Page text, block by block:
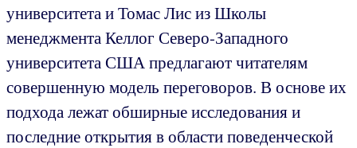
университета и Томас Лис из Школы
менеджмента Келлог Северо-Западного
университета США предлагают читателям
совершенную модель переговоров. В основе их
подхода лежат обширные исследования и
последние открытия в области поведенческой